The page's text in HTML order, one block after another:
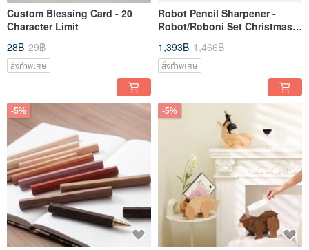
Custom Blessing Card - 20
Character Limit
28฿ 29฿
สั่งทำพิเศษ
Robot Pencil Sharpener -
Robot/Roboni Set Christmas
Gift Customization
1,393฿ 1,466฿
สั่งทำพิเศษ
-5% -5%